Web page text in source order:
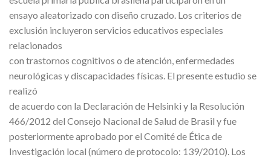
ensayo aleatorizado con diseño cruzado. Los criterios de
exclusión incluyeron servicios educativos especiales
relacionados
con trastornos cognitivos o de atención, enfermedades
neurológicas y discapacidades físicas. El presente estudio se
realizó
de acuerdo con la Declaración de Helsinki y la Resolución
466/2012 del Consejo Nacional de Salud de Brasil y fue
posteriormente aprobado por el Comité de Ética de
Investigación local (número de protocolo: 139/2010). Los